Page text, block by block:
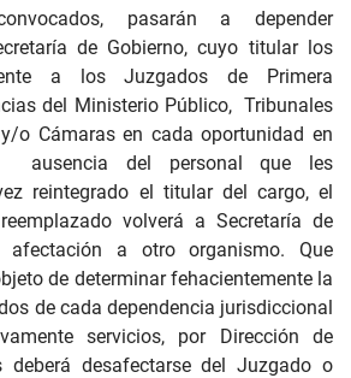
pasarán a depender
de Gobierno, cuyo titular los
a los Juzgados de Primera
del Ministerio Público, Tribunales
o Cámaras en cada oportunidad en
ausencia del personal que les
reintegrado el titular del cargo, el
volverá a Secretaría de
afectación a otro organismo. Que
de determinar fehacientemente la
de cada dependencia jurisdiccional
servicios, por Dirección de
deberá desafectarse del Juzgado o